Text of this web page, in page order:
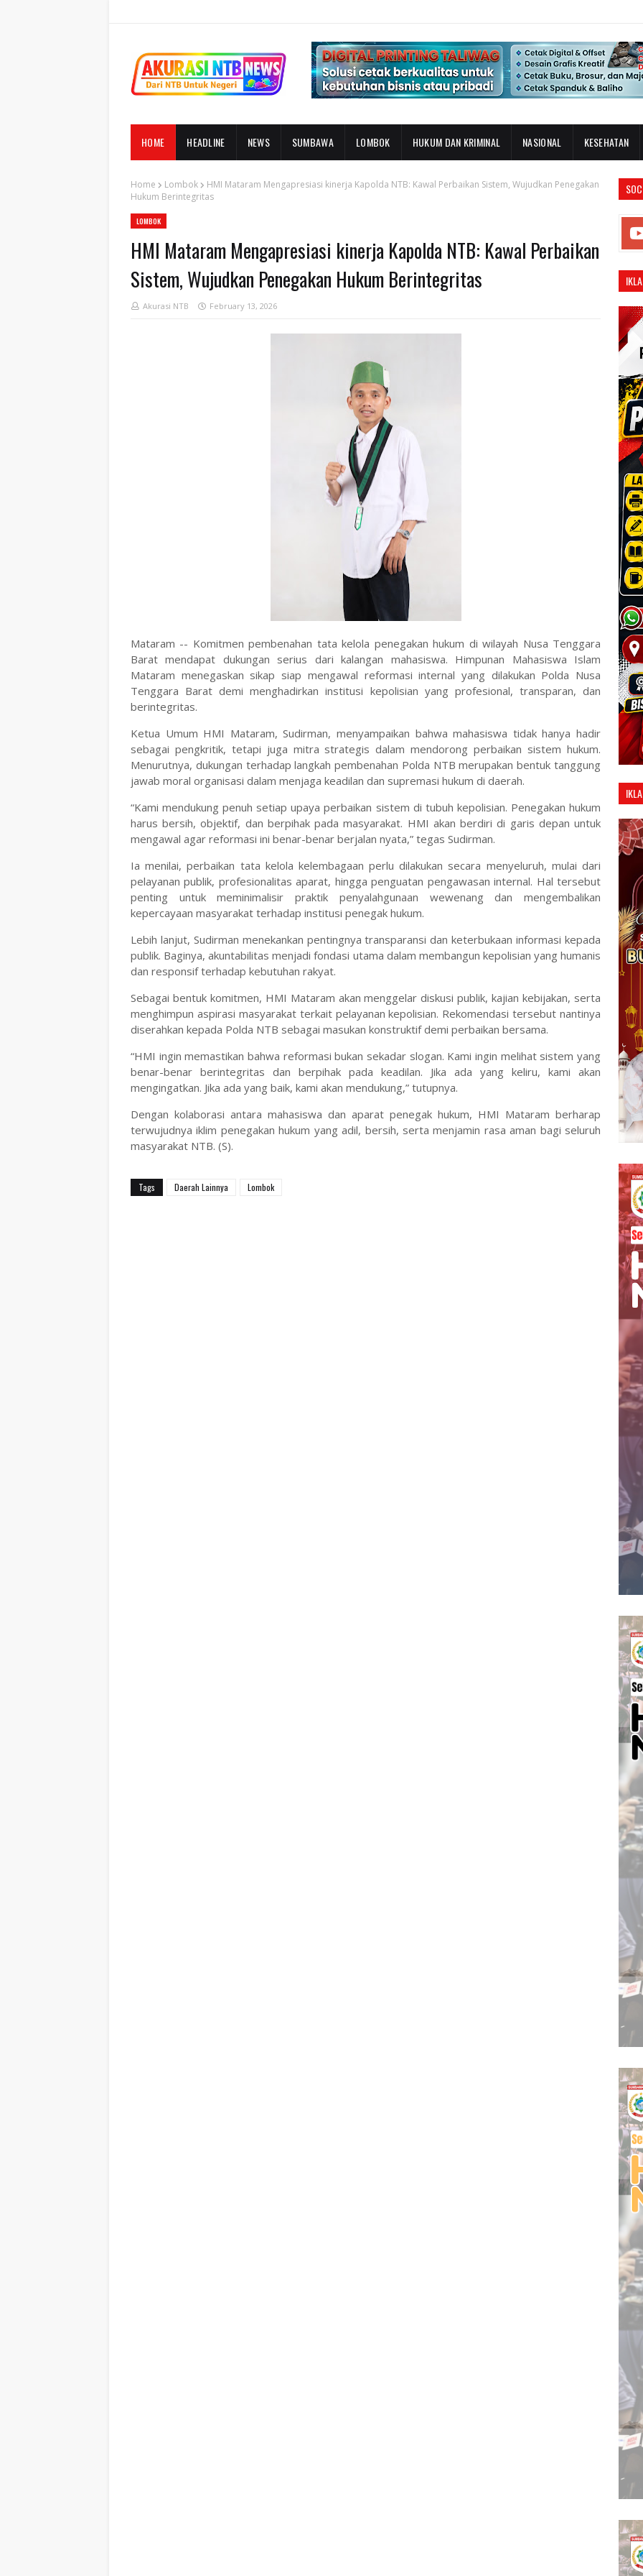
HOME HEADLINE NEWS SUMBAWA LOMBOK HUKUM DAN KRIMINAL NASIONAL KESEHATAN
Home Lombok
HMI Mataram Mengapresiasi kinerja Kapolda NTB: Kawal Perbaikan Sistem, Wujudkan Penegakan
Hukum Berintegritas
LOMBOK
HMI Mataram Mengapresiasi kinerja Kapolda NTB: Kawal Perbaikan
Sistem, Wujudkan Penegakan Hukum Berintegritas
Akurasi NTB February 13, 2026
Mataram -- Komitmen pembenahan tata kelola penegakan hukum di wilayah Nusa Tenggara
Barat mendapat dukungan serius dari kalangan mahasiswa. Himpunan Mahasiswa Islam
Mataram menegaskan sikap siap mengawal reformasi internal yang dilakukan Polda Nusa
Tenggara Barat demi menghadirkan institusi kepolisian yang profesional, transparan, dan
berintegritas.
Ketua Umum HMI Mataram, Sudirman, menyampaikan bahwa mahasiswa tidak hanya hadir
sebagai pengkritik, tetapi juga mitra strategis dalam mendorong perbaikan sistem hukum.
Menurutnya, dukungan terhadap langkah pembenahan Polda NTB merupakan bentuk tanggung
jawab moral organisasi dalam menjaga keadilan dan supremasi hukum di daerah.
“Kami mendukung penuh setiap upaya perbaikan sistem di tubuh kepolisian. Penegakan hukum
harus bersih, objektif, dan berpihak pada masyarakat. HMI akan berdiri di garis depan untuk
mengawal agar reformasi ini benar-benar berjalan nyata,” tegas Sudirman.
Ia menilai, perbaikan tata kelola kelembagaan perlu dilakukan secara menyeluruh, mulai dari
pelayanan publik, profesionalitas aparat, hingga penguatan pengawasan internal. Hal tersebut
penting untuk meminimalisir praktik penyalahgunaan wewenang dan mengembalikan
kepercayaan masyarakat terhadap institusi penegak hukum.
Lebih lanjut, Sudirman menekankan pentingnya transparansi dan keterbukaan informasi kepada
publik. Baginya, akuntabilitas menjadi fondasi utama dalam membangun kepolisian yang humanis
dan responsif terhadap kebutuhan rakyat.
Sebagai bentuk komitmen, HMI Mataram akan menggelar diskusi publik, kajian kebijakan, serta
menghimpun aspirasi masyarakat terkait pelayanan kepolisian. Rekomendasi tersebut nantinya
diserahkan kepada Polda NTB sebagai masukan konstruktif demi perbaikan bersama.
“HMI ingin memastikan bahwa reformasi bukan sekadar slogan. Kami ingin melihat sistem yang
benar-benar berintegritas dan berpihak pada keadilan. Jika ada yang keliru, kami akan
mengingatkan. Jika ada yang baik, kami akan mendukung,” tutupnya.
Dengan kolaborasi antara mahasiswa dan aparat penegak hukum, HMI Mataram berharap
terwujudnya iklim penegakan hukum yang adil, bersih, serta menjamin rasa aman bagi seluruh
masyarakat NTB. (S).
Tags Daerah Lainnya Lombok